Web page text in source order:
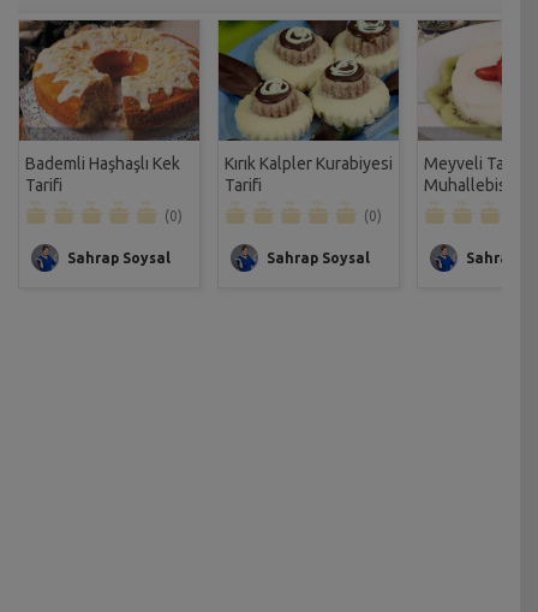
Bademli Haşhaşlı Kek
Tarifi
(0)
Sahrap Soysal
Kırık Kalpler Kurabiyesi
Tarifi
(0)
Sahrap Soysal
Meyveli Tanya
Muhallebisi
Sahrap